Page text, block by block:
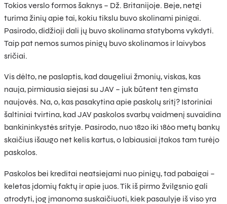
Tokios verslo formos šaknys – Dž. Britanijoje. Beje, netgi
turima žinių apie tai, kokiu tikslu buvo skolinami pinigai.
Pasirodo, didžioji dali jų buvo skolinama statyboms vykdyti.
Taip pat nemos sumos pinigų buvo skolinamos ir laivybos
sričiai.
Vis dėlto, ne paslaptis, kad daugeliui žmonių, viskas, kas
nauja, pirmiausia siejasi su JAV – juk būtent ten gimsta
naujovės. Na, o, kas pasakytina apie paskolų sritį? Istoriniai
šaltiniai tvirtina, kad JAV paskolos svarbų vaidmenį suvaidina
bankininkystės srityje. Pasirodo, nuo 1820 iki 1860 metų bankų
skaičius išaugo net kelis kartus, o labiausiai įtakos tam turėjo
paskolos.
Paskolos bei kreditai neatsiejami nuo pinigų, tad pabaigai –
keletas įdomių faktų ir apie juos. Tik iš pirmo žvilgsnio gali
atrodyti, jog įmanoma suskaičiuoti, kiek pasaulyje iš viso yra